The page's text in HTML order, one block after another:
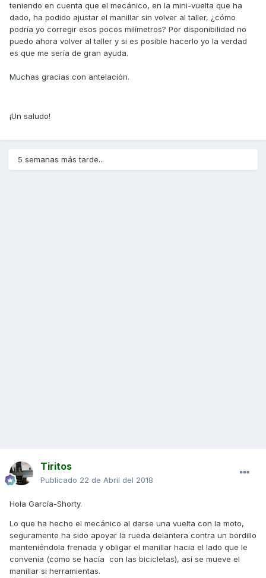
teniendo en cuenta que el mecánico, en la mini-vuelta que ha
dado, ha podido ajustar el manillar sin volver al taller, ¿cómo
podría yo corregir esos pocos milímetros? Por disponibilidad no
puedo ahora volver al taller y si es posible hacerlo yo la verdad
es que me sería de gran ayuda.
Muchas gracias con antelación.
¡Un saludo!
5 semanas más tarde...
Tiritos
Publicado 22 de Abril del 2018
Hola García-Shorty.
Lo que ha hecho el mecánico al darse una vuelta con la moto,
seguramente ha sido apoyar la rueda delantera contra un bordillo
manteniéndola frenada y obligar el manillar hacia el lado que le
convenía (como se hacía con las bicicletas), así se mueve el
manillar si herramientas.